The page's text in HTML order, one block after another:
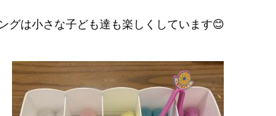
グは小さな子ども達も楽しくしています😊